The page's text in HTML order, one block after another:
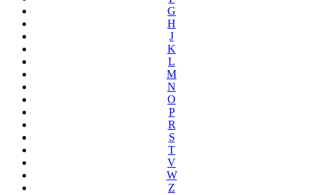
G
H
J
K
L
M
N
O
P
R
S
T
V
W
Z